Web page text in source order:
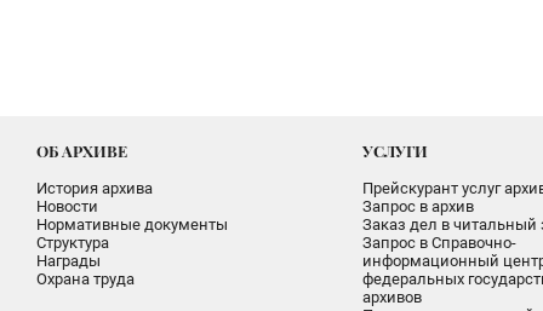
ОБ АРХИВЕ
История архива
Новости
Нормативные документы
Структура
Награды
Охрана труда
УСЛУГИ
Прейскурант услуг
Запрос в архив
Заказ дел в читальный
Запрос в Справочно-
информационный
федеральных
архивов